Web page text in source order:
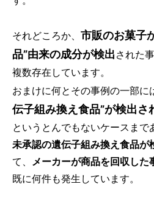
それどころか、 市販のお菓子
品”由来の成分が検出 された
複数存在しています。
おまけに何とその事例の一部に
伝子組み換え食品”が検出さ
というとんでもないケースまで
未承認の遺伝子組み換え食品が
て、 メーカーが商品を回収した
既に何件も発生しています。